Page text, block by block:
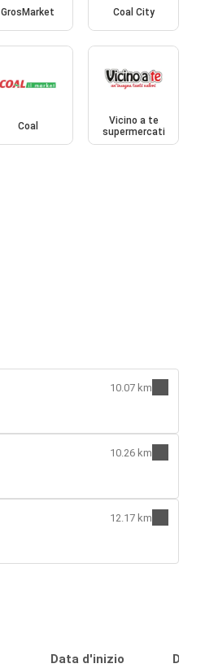
GrosMarket Coal City
Coal
Vicino a te
supermercati
10.07 km
10.26 km
12.17 km
Data d'inizio Data